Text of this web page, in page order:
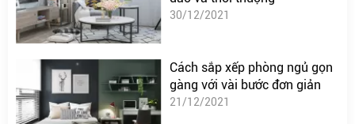
30/12/2021
Cách sắp xếp phòng ngủ gọn
gàng với vài bước đơn giản
21/12/2021